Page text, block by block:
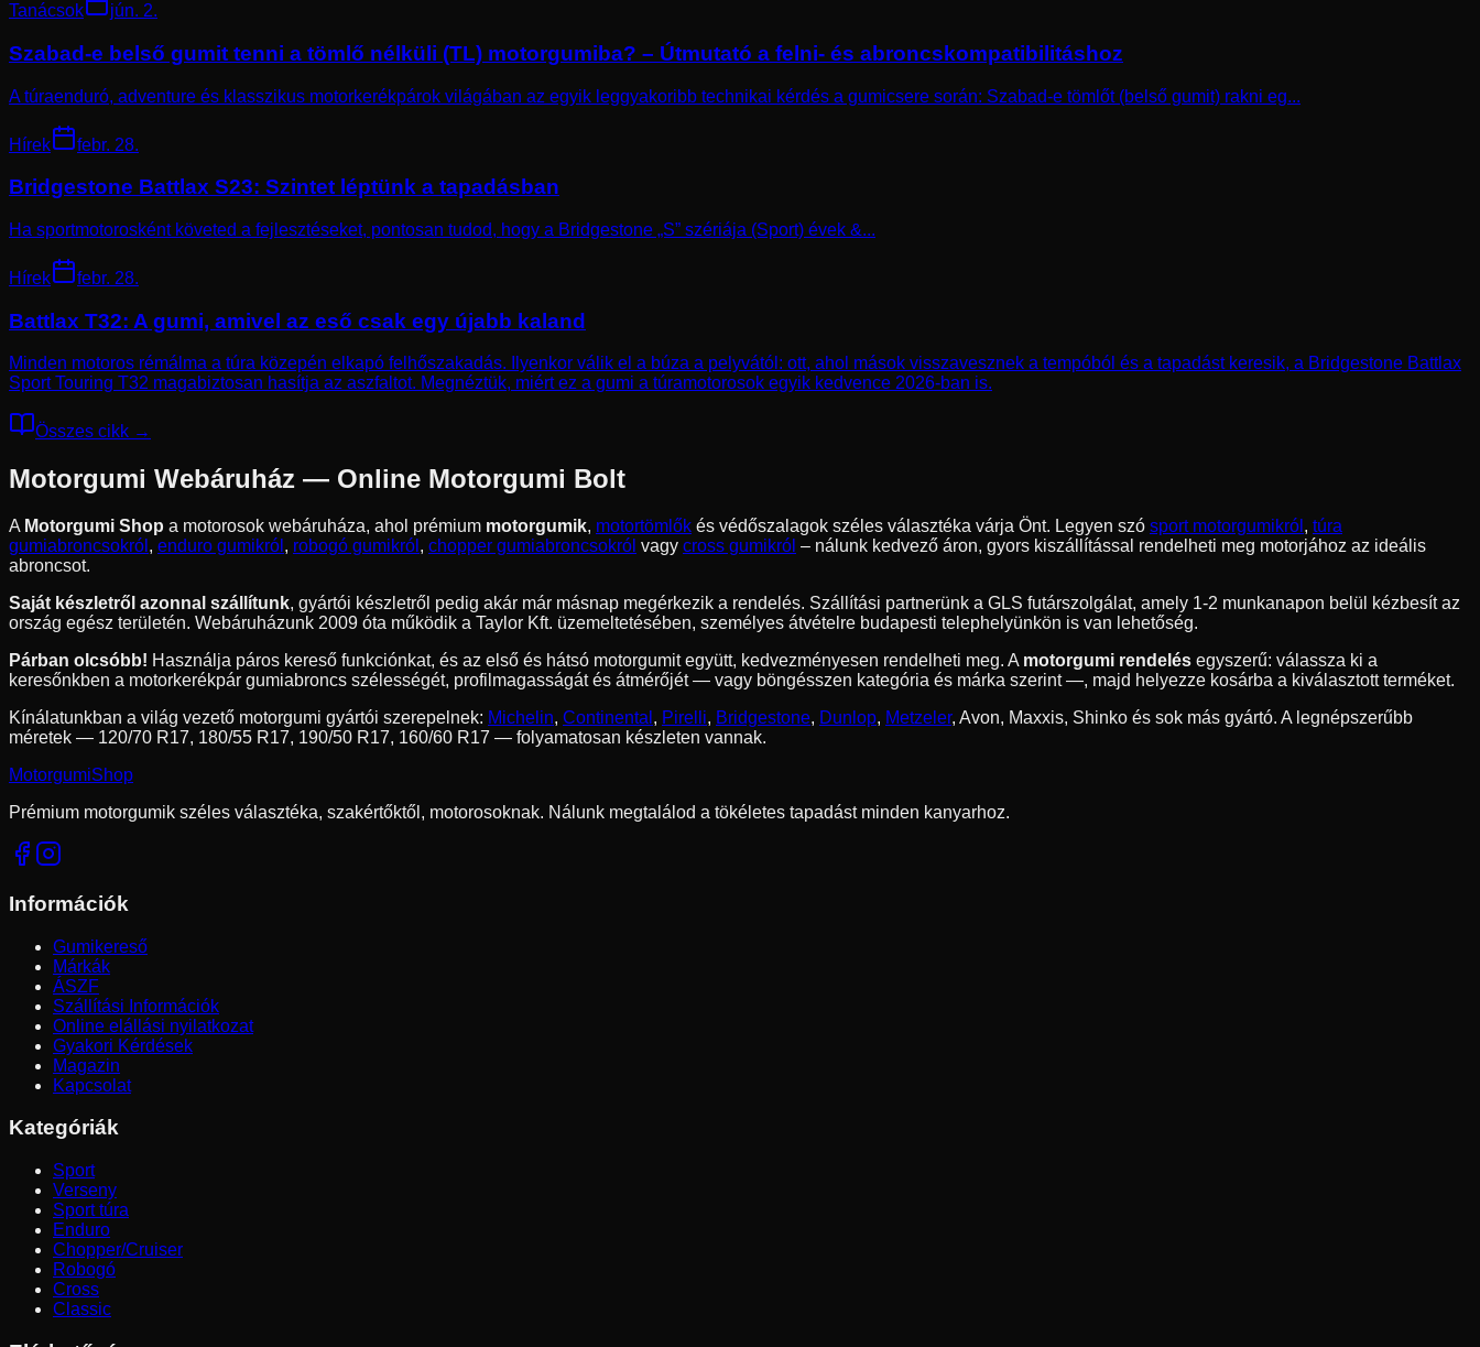
Tanácsok jún. 2.
Szabad-e belső gumit tenni a tömlő nélküli (TL) motorgumiba? – Útmutató a felni- és abroncskompatibilitáshoz
A túraenduró, adventure és klasszikus motorkerékpárok világában az egyik leggyakoribb technikai kérdés a gumicsere során: Szabad-e tömlőt (belső gumit) rakni eg...
Hírek febr. 28.
Bridgestone Battlax S23: Szintet léptünk a tapadásban
Ha sportmotorosként követed a fejlesztéseket, pontosan tudod, hogy a Bridgestone „S” szériája (Sport) évek &...
Hírek febr. 28.
Battlax T32: A gumi, amivel az eső csak egy újabb kaland
Minden motoros rémálma a túra közepén elkapó felhőszakadás. Ilyenkor válik el a búza a pelyvától: ott, ahol mások visszavesznek a tempóból és a tapadást keresik, a Bridgestone Battlax
Sport Touring T32 magabiztosan hasítja az aszfaltot. Megnéztük, miért ez a gumi a túramotorosok egyik kedvence 2026-ban is.
Összes cikk →
Motorgumi Webáruház — Online Motorgumi Bolt
A Motorgumi Shop a motorosok webáruháza, ahol prémium motorgumik, motortömlők és védőszalagok széles választéka várja Önt. Legyen szó sport motorgumikról , túra
gumiabroncsokról , enduro gumikról , robogó gumikról , chopper gumiabroncsokról vagy cross gumikról – nálunk kedvező áron, gyors kiszállítással rendelheti meg motorjához az ideális
abroncsot.
Saját készletről azonnal szállítunk, gyártói készletről pedig akár már másnap megérkezik a rendelés. Szállítási partnerünk a GLS futárszolgálat, amely 1-2 munkanapon belül kézbesít az
ország egész területén. Webáruházunk 2009 óta működik a Taylor Kft. üzemeltetésében, személyes átvételre budapesti telephelyünkön is van lehetőség.
Párban olcsóbb! Használja páros kereső funkciónkat, és az első és hátsó motorgumit együtt, kedvezményesen rendelheti meg. A motorgumi rendelés egyszerű: válassza ki a
keresőnkben a motorkerékpár gumiabroncs szélességét, profilmagasságát és átmérőjét — vagy böngésszen kategória és márka szerint —, majd helyezze kosárba a kiválasztott terméket.
Kínálatunkban a világ vezető motorgumi gyártói szerepelnek: Michelin, Continental , Pirelli, Bridgestone, Dunlop, Metzeler, Avon, Maxxis, Shinko és sok más gyártó. A legnépszerűbb
méretek — 120/70 R17, 180/55 R17, 190/50 R17, 160/60 R17 — folyamatosan készleten vannak.
MotorgumiShop
Prémium motorgumik széles választéka, szakértőktől, motorosoknak. Nálunk megtalálod a tökéletes tapadást minden kanyarhoz.
Információk
Gumikereső
Márkák
ÁSZF
Szállítási Információk
Online elállási nyilatkozat
Gyakori Kérdések
Magazin
Kapcsolat
Kategóriák
Sport
Verseny
Sport túra
Enduro
Chopper/Cruiser
Robogó
Cross
Classic